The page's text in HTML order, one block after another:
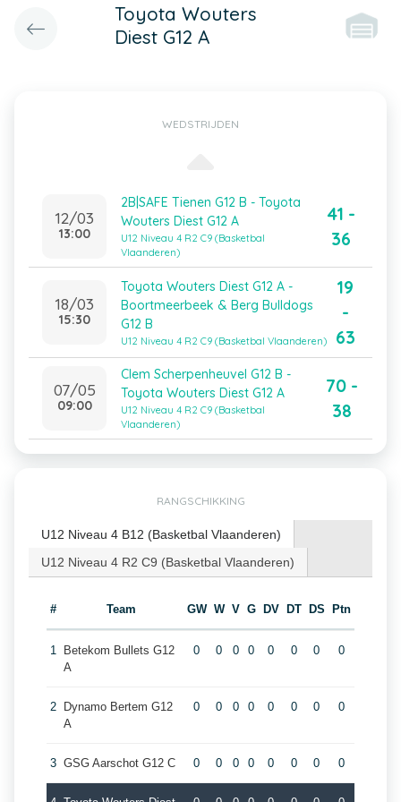
Toyota Wouters
Diest G12 A
WEDSTRIJDEN
12/03
13:00
2B|SAFE Tienen G12 B - Toyota
Wouters Diest G12 A
U12 Niveau 4 R2 C9 (Basketbal
Vlaanderen)
41 -
36
18/03
15:30
Toyota Wouters Diest G12 A -
Boortmeerbeek & Berg Bulldogs
G12 B
U12 Niveau 4 R2 C9 (Basketbal Vlaanderen)
19
-
63
07/05
09:00
Clem Scherpenheuvel G12 B -
Toyota Wouters Diest G12 A
U12 Niveau 4 R2 C9 (Basketbal
Vlaanderen)
70 -
38
RANGSCHIKKING
U12 Niveau 4 B12 (Basketbal Vlaanderen)
U12 Niveau 4 R2 C9 (Basketbal Vlaanderen)
# Team GW W V G DV DT DS Ptn
1
Betekom Bullets G12
A
0 0 0 0 0 0 0 0
2
Dynamo Bertem G12
A
0 0 0 0 0 0 0 0
3 GSG Aarschot G12 C 0 0 0 0 0 0 0 0